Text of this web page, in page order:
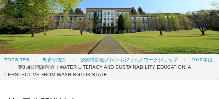
キリスト教と文化研究所 アジア文化研究所
平和研究所 ジェンダー研究センター
TOPSITES 教育研究所 公開講演会／シンポジウム／ワークショップ
2012年度
第8回公開講演会：WATER LITERACY AND SUSTAINABILITY EDUCATION: A
PERSPECTIVE FROM WASHINGTON STATE